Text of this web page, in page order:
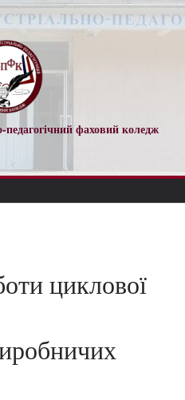
педагогічний фаховий коледж
циклової